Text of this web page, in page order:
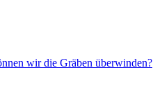
wir die Gräben überwinden?